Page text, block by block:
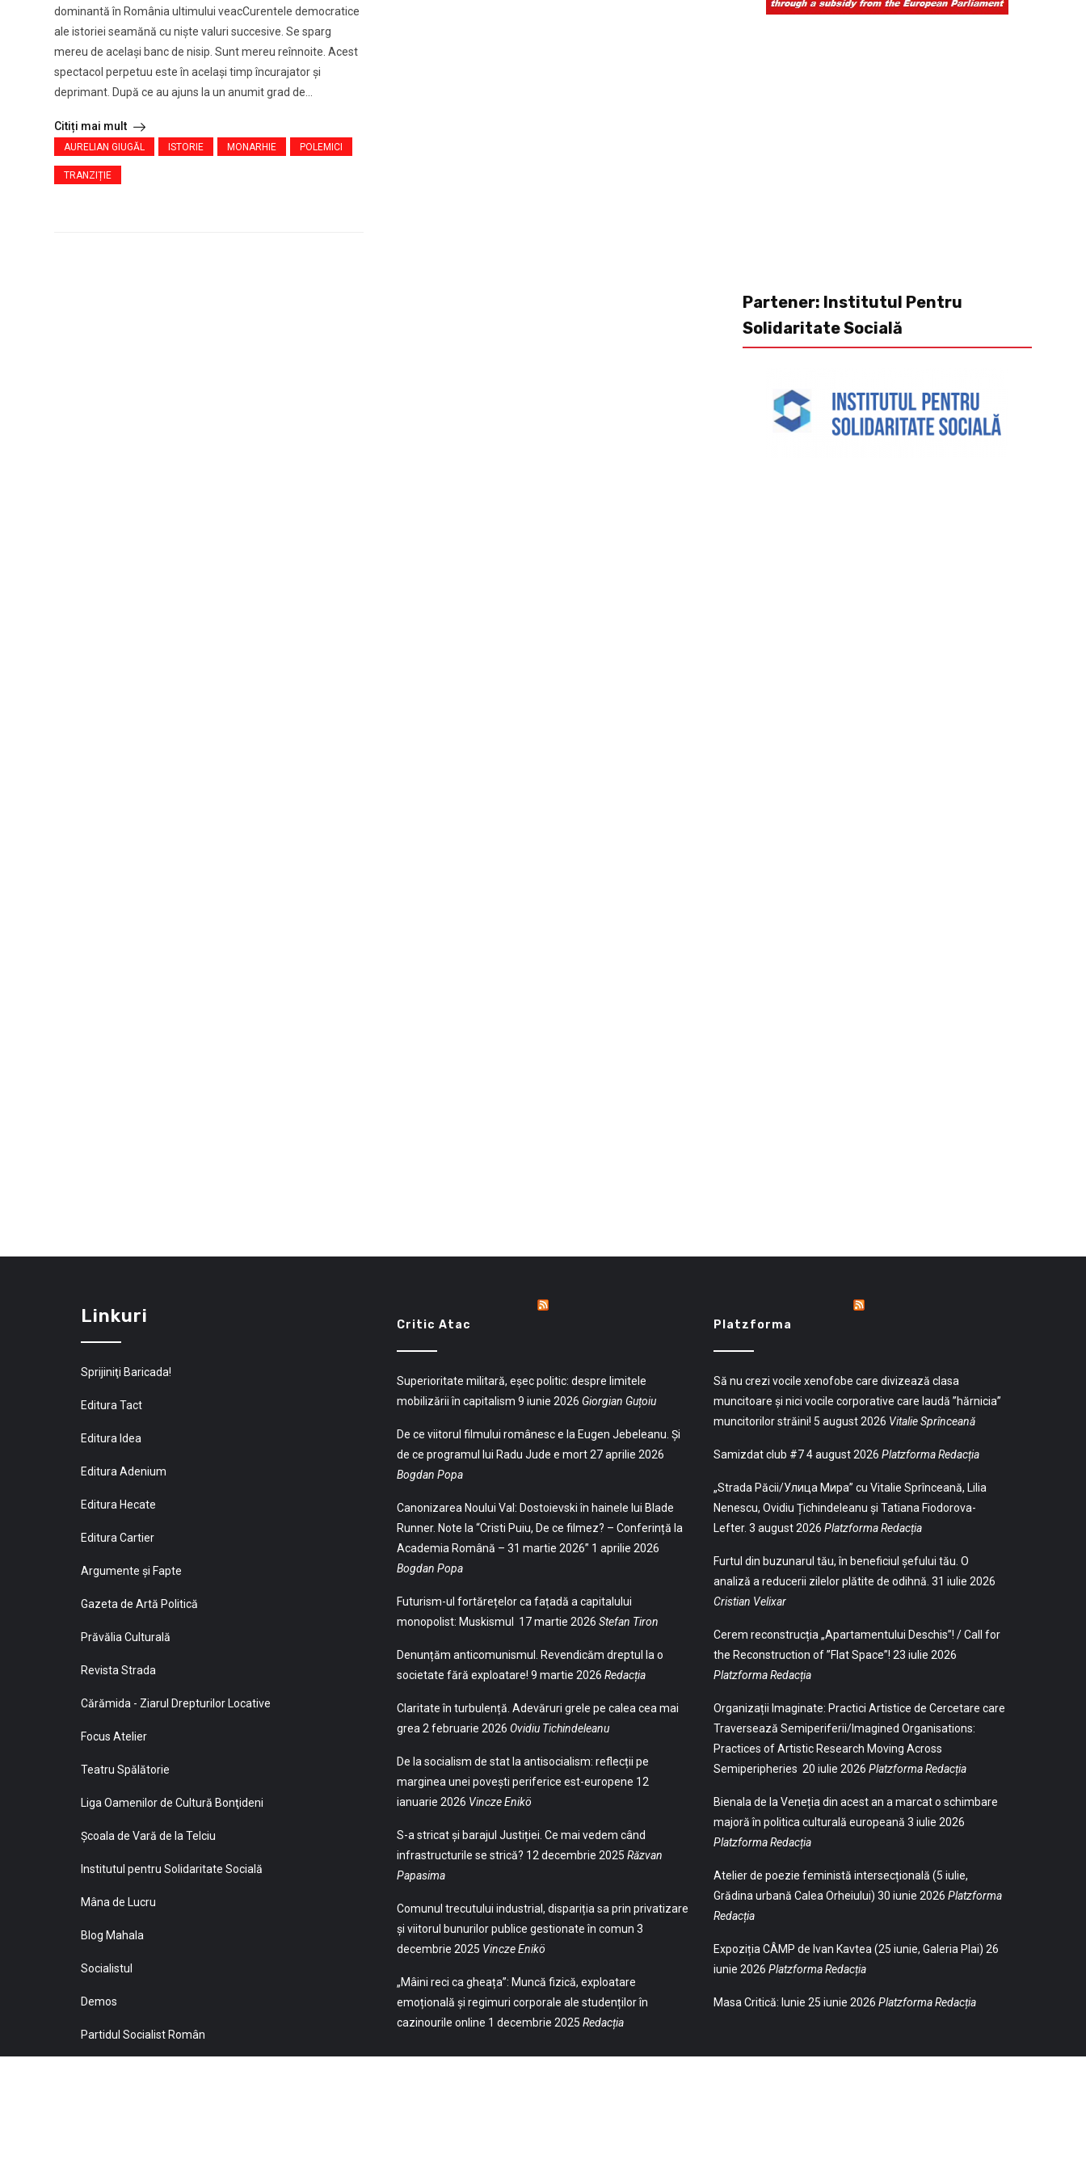
dominantă în România ultimului veacCurentele democratice
ale istoriei seamănă cu niște valuri succesive. Se sparg
mereu de același banc de nisip. Sunt mereu reînnoite. Acest
spectacol perpetuu este în același timp încurajator și
deprimant. După ce au ajuns la un anumit grad de...
Citiți mai mult
AURELIAN GIUGĂL ISTORIE MONARHIE POLEMICI
TRANZIȚIE
Partener: Institutul Pentru
Solidaritate Socială
Linkuri
Sprijiniţi Baricada!
Editura Tact
Editura Idea
Editura Adenium
Editura Hecate
Editura Cartier
Argumente și Fapte
Gazeta de Artă Politică
Prăvălia Culturală
Revista Strada
Cărămida - Ziarul Drepturilor Locative
Focus Atelier
Teatru Spălătorie
Liga Oamenilor de Cultură Bonţideni
Şcoala de Vară de la Telciu
Institutul pentru Solidaritate Socială
Mâna de Lucru
Blog Mahala
Socialistul
Demos
Partidul Socialist Român
Critic Atac
Superioritate militară, eșec politic: despre limitele
mobilizării în capitalism 9 iunie 2026 Giorgian Guțoiu
De ce viitorul filmului românesc e la Eugen Jebeleanu. Și
de ce programul lui Radu Jude e mort 27 aprilie 2026
Bogdan Popa
Canonizarea Noului Val: Dostoievski în hainele lui Blade
Runner. Note la “Cristi Puiu, De ce filmez? – Conferință la
Academia Română – 31 martie 2026” 1 aprilie 2026
Bogdan Popa
Futurism-ul fortărețelor ca fațadă a capitalului
monopolist: Muskismul 17 martie 2026 Stefan Tiron
Denunțăm anticomunismul. Revendicăm dreptul la o
societate fără exploatare! 9 martie 2026 Redacția
Claritate în turbulență. Adevăruri grele pe calea cea mai
grea 2 februarie 2026 Ovidiu Tichindeleanu
De la socialism de stat la antisocialism: reflecții pe
marginea unei povești periferice est-europene 12
ianuarie 2026 Vincze Enikö
S-a stricat și barajul Justiției. Ce mai vedem când
infrastructurile se strică? 12 decembrie 2025 Răzvan
Papasima
Comunul trecutului industrial, dispariția sa prin privatizare
și viitorul bunurilor publice gestionate în comun 3
decembrie 2025 Vincze Enikö
„Mâini reci ca gheața”: Muncă fizică, exploatare
emoțională și regimuri corporale ale studenților în
cazinourile online 1 decembrie 2025 Redacția
Platzforma
Să nu crezi vocile xenofobe care divizează clasa
muncitoare și nici vocile corporative care laudă ”hărnicia”
muncitorilor străini! 5 august 2026 Vitalie Sprînceană
Samizdat club #7 4 august 2026 Platzforma Redacția
„Strada Păcii/Улица Мира” cu Vitalie Sprînceană, Lilia
Nenescu, Ovidiu Țichindeleanu și Tatiana Fiodorova-
Lefter. 3 august 2026 Platzforma Redacția
Furtul din buzunarul tău, în beneficiul șefului tău. O
analiză a reducerii zilelor plătite de odihnă. 31 iulie 2026
Cristian Velixar
Cerem reconstrucția „Apartamentului Deschis”! / Call for
the Reconstruction of ”Flat Space”! 23 iulie 2026
Platzforma Redacția
Organizații Imaginate: Practici Artistice de Cercetare care
Traversează Semiperiferii/Imagined Organisations:
Practices of Artistic Research Moving Across
Semiperipheries 20 iulie 2026 Platzforma Redacția
Bienala de la Veneția din acest an a marcat o schimbare
majoră în politica culturală europeană 3 iulie 2026
Platzforma Redacția
Atelier de poezie feministă intersecțională (5 iulie,
Grădina urbană Calea Orheiului) 30 iunie 2026 Platzforma
Redacția
Expoziția CÂMP de Ivan Kavtea (25 iunie, Galeria Plai) 26
iunie 2026 Platzforma Redacția
Masa Critică: Iunie 25 iunie 2026 Platzforma Redacția